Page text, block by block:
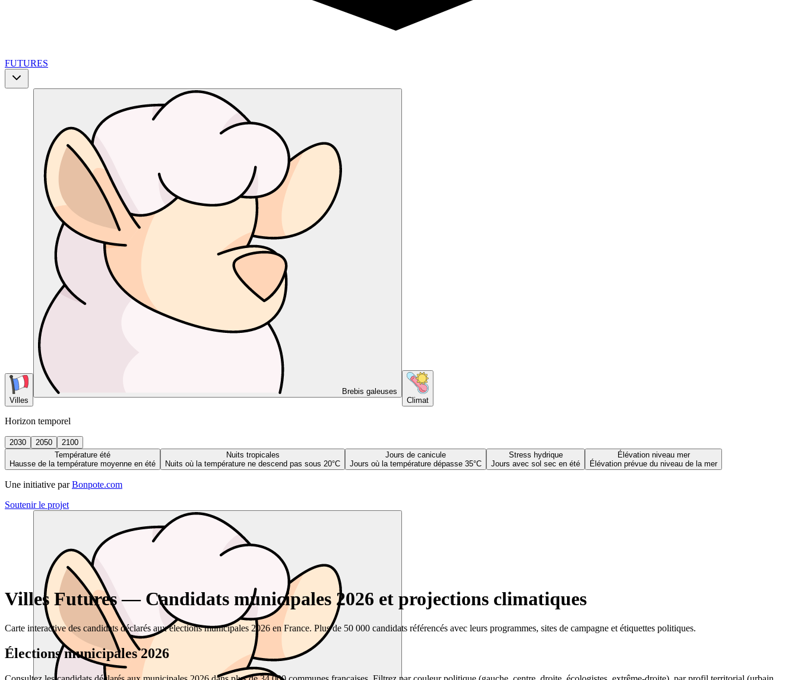
FUTURES
Villes
Brebis galeuses
Climat
Horizon temporel
2030 2050
2100
Température été
Hausse de la température moyenne en été
Nuits tropicales
Nuits où la température ne descend pas sous 20°C
Jours de canicule
Jours où la température dépasse 35°C
Stress hydrique
Jours avec sol sec en été
Élévation niveau mer
Élévation prévue du niveau de la mer
Une initiative par Bonpote.com
Soutenir le projet
Villes Futures — Candidats municipales 2026 et projections climatiques
Carte interactive des candidats déclarés aux élections municipales 2026 en France. Plus de 50 000 candidats référencés avec leurs programmes, sites de campagne et étiquettes politiques.
Élections municipales 2026